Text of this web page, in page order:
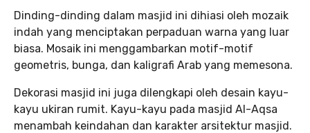
Dinding-dinding dalam masjid ini dihiasi oleh mozaik
indah yang menciptakan perpaduan warna yang luar
biasa. Mosaik ini menggambarkan motif-motif
geometris, bunga, dan kaligrafi Arab yang memesona.
Dekorasi masjid ini juga dilengkapi oleh desain kayu-
kayu ukiran rumit. Kayu-kayu pada masjid Al-Aqsa
menambah keindahan dan karakter arsitektur masjid.